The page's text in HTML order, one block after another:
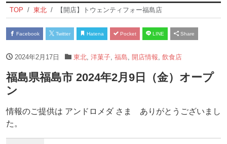
TOP 東北 【開店】トウェンティフォー福島店
Facebook Twitter Hatena Pocket LINE Share
2024年2月17日 東北, 洋菓子, 福島 開店情報 飲食店
福島県福島市 2024年2月9日（金）オープ
ン
情報のご提供は アンドロメダ さま ありがとうございまし
た。